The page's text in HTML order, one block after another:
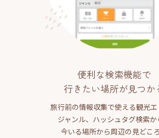
便利な検索機能で
行きたい場所が見つか
旅行前の情報収集で使える観光エ
ジャンル、ハッシュタグ検索か
今いる場所から周辺の見どこ